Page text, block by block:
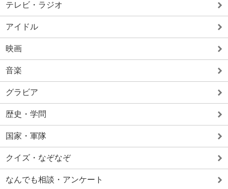
テレビ・ラジオ
アイドル
映画
音楽
グラビア
歴史・学問
国家・軍隊
クイズ・なぞなぞ
なんでも相談・アンケート